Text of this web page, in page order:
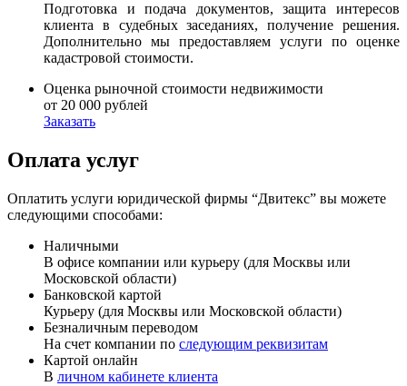
Подготовка и подача документов, защита интересов
клиента в судебных заседаниях, получение решения.
Дополнительно мы предоставляем услуги по оценке
кадастровой стоимости.
Оценка рыночной стоимости недвижимости
от 20 000 рублей
Заказать
Оплата услуг
Оплатить услуги юридической фирмы “Двитекс” вы можете
следующими способами:
Наличными
В офисе компании или курьеру (для Москвы или
Московской области)
Банковской картой
Курьеру (для Москвы или Московской области)
Безналичным переводом
На счет компании по следующим реквизитам
Картой онлайн
В личном кабинете клиента